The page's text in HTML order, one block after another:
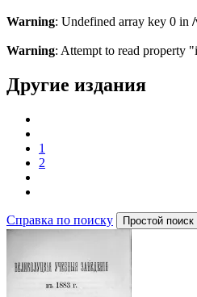
Warning: Undefined array key 0 in
Warning: Attempt to read property
Другие издания
1
2
Справка по поиску